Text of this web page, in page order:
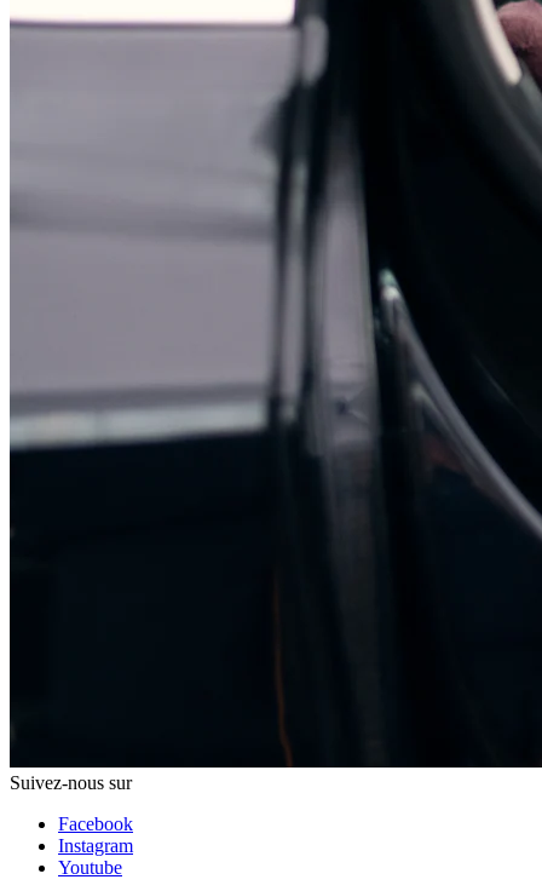
Suivez-nous sur
Facebook
Instagram
Youtube